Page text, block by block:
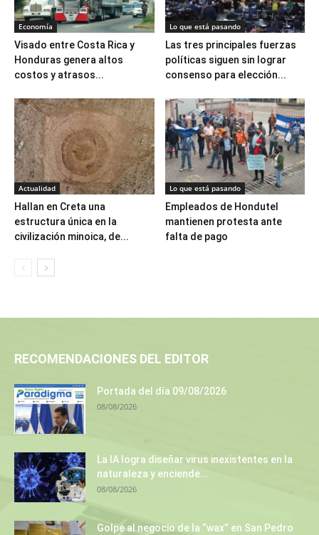
Economía
Visado entre Costa Rica y
Honduras genera altos
costos y atrasos...
Lo que está pasando
Las tres principales fuerzas
políticas siguen sin lograr
consenso para elección...
Actualidad
Hallan en Creta una
estructura única en la
civilización minoica, de...
Lo que está pasando
Empleados de Hondutel
mantienen protesta ante
falta de pago
RECOMENDACIONES DEL EDITOR
Portada del día 09/08/2026
08/08/2026
La IA logra diseñar virus inexistentes en la
naturaleza y enciende...
08/08/2026
Golpe al negocio de la “wax” en San Pedro